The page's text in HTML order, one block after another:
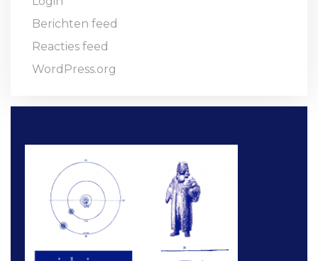
Berichten feed
Reacties feed
WordPress.org